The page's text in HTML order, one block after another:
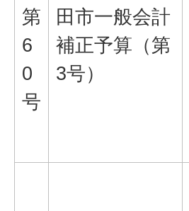
第
6
0
号
田市一般会計
補正予算（第
3号）